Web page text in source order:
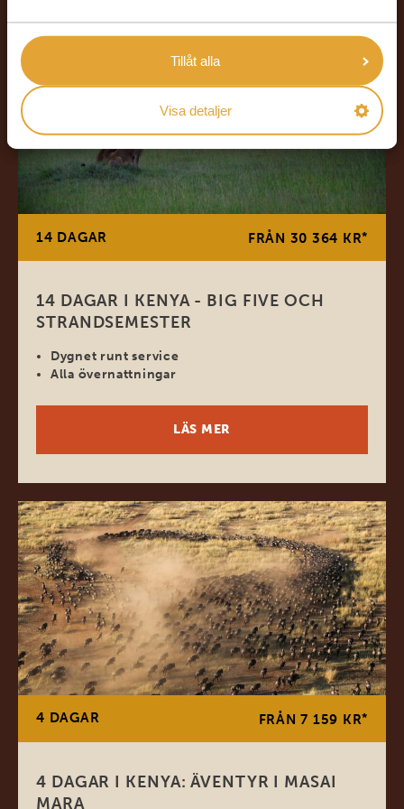
Tillåt alla
Visa detaljer
14 DAGAR FRÅN 30 364 KR*
14 DAGAR I KENYA - BIG FIVE OCH
STRANDSEMESTER
Dygnet runt service
Alla övernattningar
LÄS MER
4 DAGAR FRÅN 7 159 KR*
4 DAGAR I KENYA: ÄVENTYR I MASAI
MARA